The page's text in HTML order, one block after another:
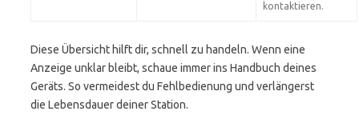
kontaktieren.
Diese Übersicht hilft dir, schnell zu handeln. Wenn eine
Anzeige unklar bleibt, schaue immer ins Handbuch deines
Geräts. So vermeidest du Fehlbedienung und verlängerst
die Lebensdauer deiner Station.